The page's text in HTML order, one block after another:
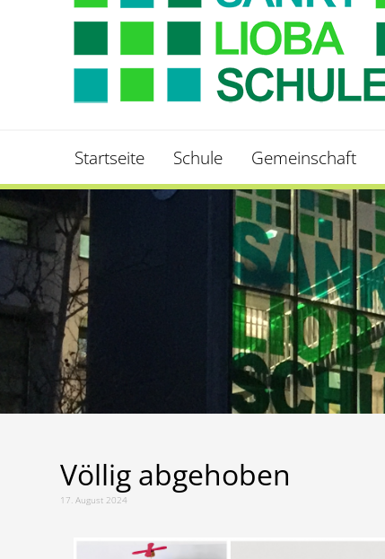
Startseite Schule Gemeinschaft
Völlig abgehoben
17. August 2024